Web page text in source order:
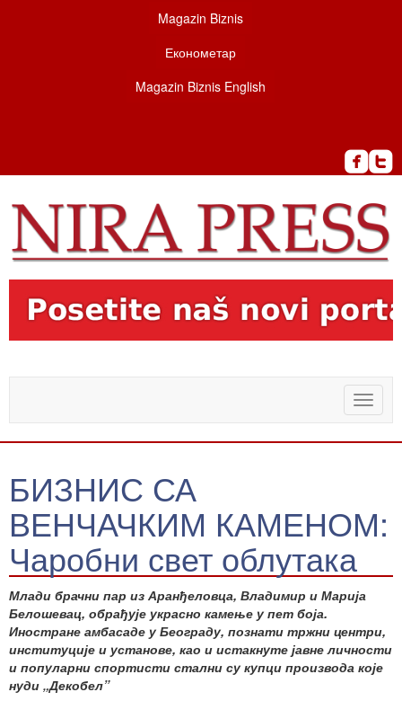
Magazin Biznis
Економетар
Magazin Biznis English
Toggle
БИЗНИС СА
ВЕНЧАЧКИМ КАМЕНОМ:
Чаробни свет облутака
Млади брачни пар из Аранђеловца, Владимир и Марија
Белошевац, обрађује украсно камење у пет боја.
Иностране амбасаде у Београду, познати тржни центри,
институције и установе, као и истакнуте јавне личности
и популарни спортисти стални су купци производа које
нуди „Декобел”